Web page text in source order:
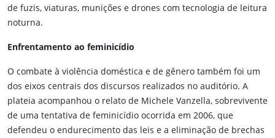
de fuzis, viaturas, munições e drones com tecnologia de leitura
noturna.
Enfrentamento ao feminicídio
O combate à violência doméstica e de gênero também foi um
dos eixos centrais dos discursos realizados no auditório. A
plateia acompanhou o relato de Michele Vanzella, sobrevivente
de uma tentativa de feminicídio ocorrida em 2006, que
defendeu o endurecimento das leis e a eliminação de brechas